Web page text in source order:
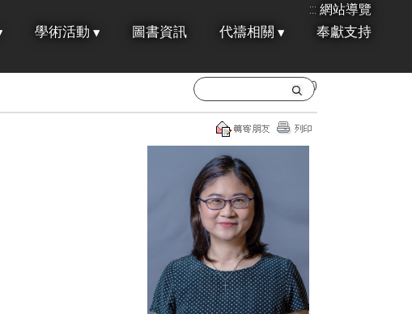
::: 網站導覽
學術活動 圖書資訊 代禱相關 奉獻支持
2018/01/30